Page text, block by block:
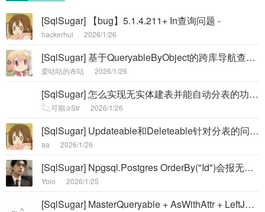
[SqlSugar] 【bug】5.1.4.211+ In查询问题 -
hackerhui 2026/1/26
[SqlSugar] 基于QueryableByObject的跨库导航查询表名称缺少Schema -
爱咕咕的布咕 2026/1/26
[SqlSugar] 怎么实现无实体建表并能自动分表的功能 -
𓆡可期✰Str 2026/1/26
[SqlSugar] Updateable和Deleteable针对分表的问题 -
aa 2026/1/26
[SqlSugar] Npgsql.Postgres OrderBy("Id")会报无双引号错误 -
Yolo 2026/1/25
[SqlSugar] ​MasterQueryable + AsWithAttr + LeftJoin +Count 强制走主库失败 -